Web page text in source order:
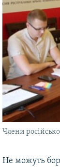
Члени
Не можуть